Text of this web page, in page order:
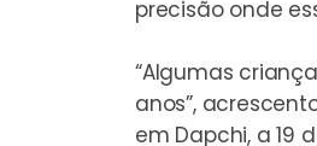
precisão onde
“Algumas
anos”,
em Dapchi, a 19